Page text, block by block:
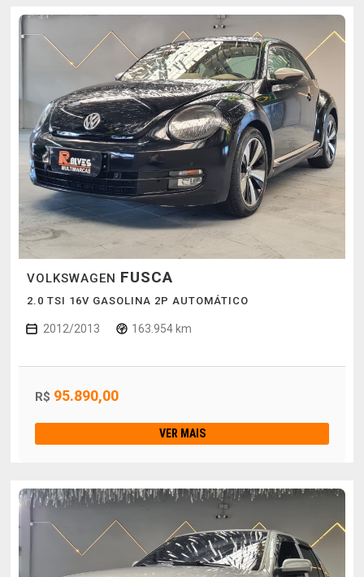
VOLKSWAGEN FUSCA
2.0 TSI 16V GASOLINA 2P AUTOMÁTICO
2012/2013 163.954 km
R$ 95.890,00
VER MAIS